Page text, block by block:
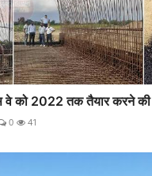
को 2022 तक तैयार करने
0 41